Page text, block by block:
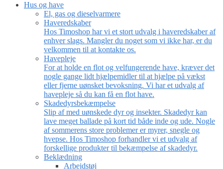
Hus og have
El, gas og dieselvarmere
Haveredskaber
Hos Timoshop har vi et stort udvalg i haveredskaber af
enhver slags. Mangler du noget som vi ikke har, er du
velkommen til at kontakte os.
Havepleje
For at holde en flot og velfungerende have, kræver det
nogle gange lidt hjælpemidler til at hjælpe på vækst
eller fjerne uønsket bevoksning. Vi har et udvalg af
havepleje så du kan få en flot have.
Skadedyrsbekæmpelse
Slip af med uønskede dyr og insekter. Skadedyr kan
lave meget ballade på kort tid både inde og ude. Nogle
af sommerens store problemer er myrer, snegle og
hvepse. Hos Timoshop forhandler vi et udvalg af
forskellige produkter til bekæmpelse af skadedyr.
Beklædning
Arbejdstøj